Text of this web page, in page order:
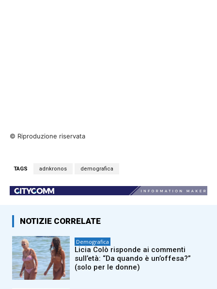
© Riproduzione riservata
TAGS adnkronos demografica
NOTIZIE CORRELATE
Demografica
Licia Colò risponde ai commenti
sull’età: “Da quando è un’offesa?”
(solo per le donne)